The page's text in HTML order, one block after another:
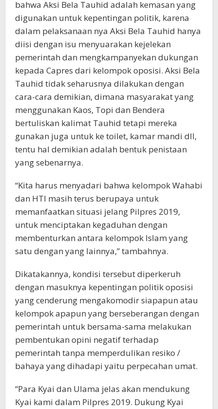
bahwa Aksi Bela Tauhid adalah kemasan yang
digunakan untuk kepentingan politik, karena
dalam pelaksanaan nya Aksi Bela Tauhid hanya
diisi dengan isu menyuarakan kejelekan
pemerintah dan mengkampanyekan dukungan
kepada Capres dari kelompok oposisi. Aksi Bela
Tauhid tidak seharusnya dilakukan dengan
cara-cara demikian, dimana masyarakat yang
menggunakan Kaos, Topi dan Bendera
bertuliskan kalimat Tauhid tetapi mereka
gunakan juga untuk ke toilet, kamar mandi dll,
tentu hal demikian adalah bentuk penistaan
yang sebenarnya.
“Kita harus menyadari bahwa kelompok Wahabi
dan HTI masih terus berupaya untuk
memanfaatkan situasi jelang Pilpres 2019,
untuk menciptakan kegaduhan dengan
membenturkan antara kelompok Islam yang
satu dengan yang lainnya,” tambahnya.
Dikatakannya, kondisi tersebut diperkeruh
dengan masuknya kepentingan politik oposisi
yang cenderung mengakomodir siapapun atau
kelompok apapun yang berseberangan dengan
pemerintah untuk bersama-sama melakukan
pembentukan opini negatif terhadap
pemerintah tanpa memperdulikan resiko /
bahaya yang dihadapi yaitu perpecahan umat.
“Para Kyai dan Ulama jelas akan mendukung
Kyai kami dalam Pilpres 2019. Dukung Kyai